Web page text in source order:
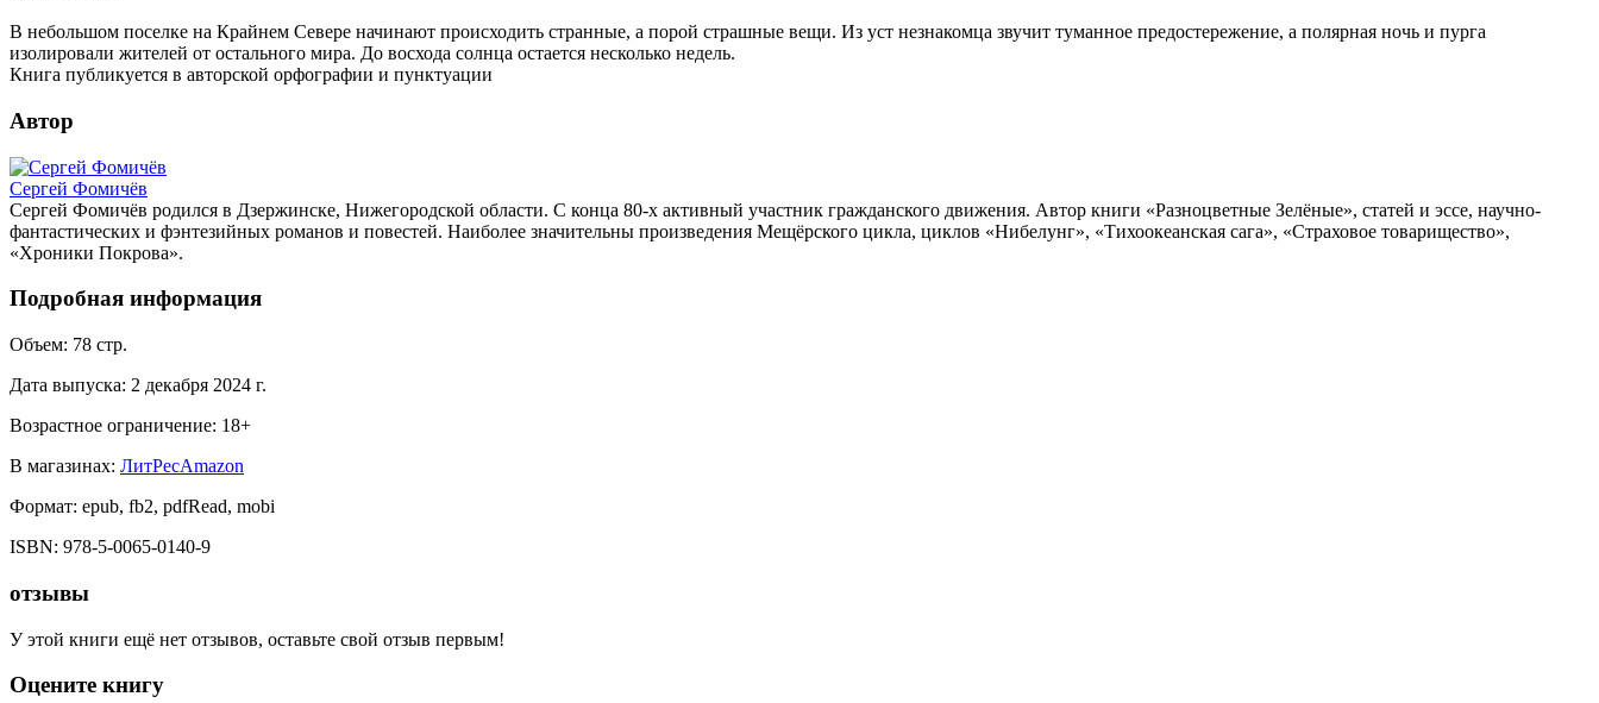
В небольшом поселке на Крайнем Севере начинают происходить странные, а порой страшные вещи. Из уст незнакомца звучит туманное предостережение, а полярная ночь и пурга
изолировали жителей от остального мира. До восхода солнца остается несколько недель.
Книга публикуется в авторской орфографии и пунктуации
Автор
Сергей Фомичёв
Сергей Фомичёв родился в Дзержинске, Нижегородской области. С конца 80-х активный участник гражданского движения. Автор книги «Разноцветные Зелёные», статей и эссе, научно-
фантастических и фэнтезийных романов и повестей. Наиболее значительны произведения Мещёрского цикла, циклов «Нибелунг», «Тихоокеанская сага», «Страховое товарищество»,
«Хроники Покрова».
Подробная информация
Объем: 78 стр.
Дата выпуска: 2 декабря 2024 г.
Возрастное ограничение: 18+
В магазинах: ЛитРесAmazon
Формат: epub, fb2, pdfRead, mobi
ISBN: 978-5-0065-0140-9
отзывы
У этой книги ещё нет отзывов, оставьте свой отзыв первым!
Оцените книгу